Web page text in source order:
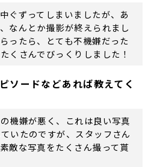
ぐずってしまいましたが、あ
なんとか撮影が終えられまし
ったら、とても不機嫌だった
くさんでびっくりしました！
ソードなどあれば教えてく
機嫌が悪く、これは良い写真
いたのですが、スタッフさん
敵な写真をたくさん撮って貰